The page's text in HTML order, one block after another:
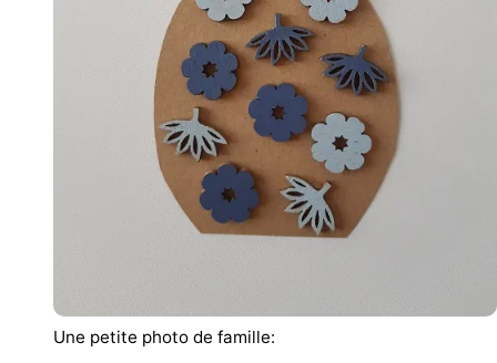
Une petite photo de famille: